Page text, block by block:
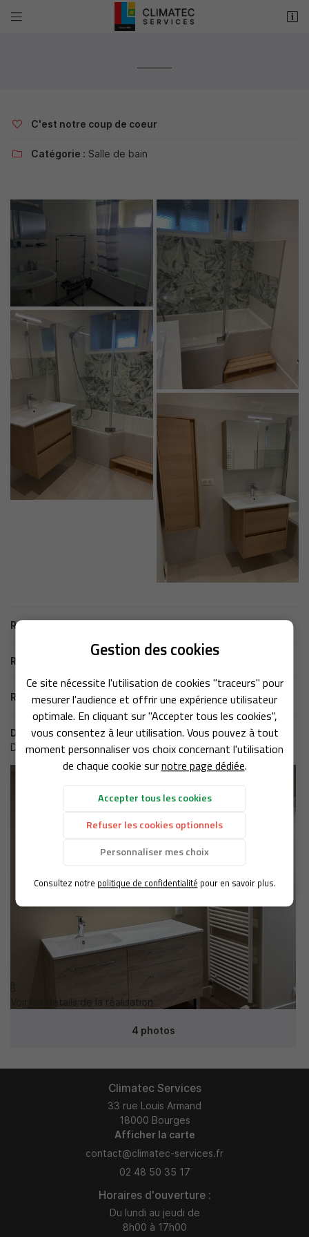
Gestion des cookies
Ce site nécessite l'utilisation de cookies "traceurs" pour
mesurer l'audience et offrir une expérience utilisateur
optimale. En cliquant sur "Accepter tous les cookies",
vous consentez à leur utilisation. Vous pouvez à tout
moment personnaliser vos choix concernant l'utilisation
de chaque cookie surnotre page dédiée.
Accepter tous les cookies
Refuser les cookies optionnels
Personnaliser mes choix
Consultez notre politique de confidentialité pour en savoir plus.

ACCUEIL
PLOMBERIE
CHAUFFAGE
– POMPES À CHALEUR
CONTACT

02 48 50 35
INSCRIPTION
Recopier le code ci-contre
Rafraîchir le captcha
En cochant cette case, vous consentez à recevoir nos propositions
commerciales à l'adresse email indiqué ci-dessus. Vous pouvez vous
désinscrire à tout moment en utilisant
le formulaire de désinscription.
INSCRIPTION
 C'est notre coup de coeur
 Catégorie : Salle de bain
Retour aux réalisations
Réalisation précédente
Réalisation suivante
Dans la même catégorie
D'autres réalisations qui pourraient vous intéresser
Voir les détails de la réalisation
4 photos
Climatec Services
33 rue Louis Armand
18000 Bourges
Afficher la carte
02 48 50 35 17
Horaires d'ouverture :
Du lundi au jeudi de
8h00 à 17h00